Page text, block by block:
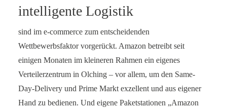
intelligente Logistik
sind im e-commerce zum entscheidenden
Wettbewerbsfaktor vorgerückt. Amazon betreibt seit
einigen Monaten im kleineren Rahmen ein eigenes
Verteilerzentrum in Olching – vor allem, um den Same-
Day-Delivery und Prime Markt exzellent und aus eigener
Hand zu bedienen. Und eigene Paketstationen „Amazon